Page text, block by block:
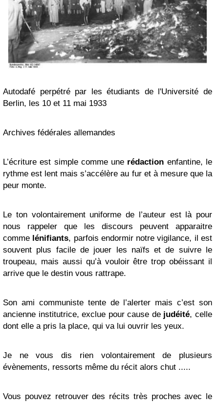
Autodafé perpétré par les étudiants de l'Université de
Berlin, les 10 et 11 mai 1933
Archives fédérales allemandes
L’écriture est simple comme une rédaction enfantine, le
rythme est lent mais s’accélère au fur et à mesure que la
peur monte.
Le ton volontairement uniforme de l’auteur est là pour
nous rappeler que les discours peuvent apparaitre
comme lénifiants, parfois endormir notre vigilance, il est
souvent plus facile de jouer les naïfs et de suivre le
troupeau, mais aussi qu’à vouloir être trop obéissant il
arrive que le destin vous rattrape.
Son ami communiste tente de l’alerter mais c’est son
ancienne institutrice, exclue pour cause de judéité, celle
dont elle a pris la place, qui va lui ouvrir les yeux.
Je ne vous dis rien volontairement de plusieurs
évènements, ressorts même du récit alors chut .....
Vous pouvez retrouver des récits très proches avec le